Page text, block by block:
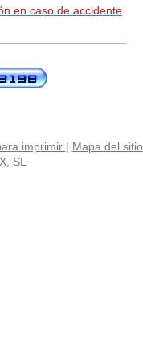
en caso de accidente
imprimir | Mapa del sitio
SL